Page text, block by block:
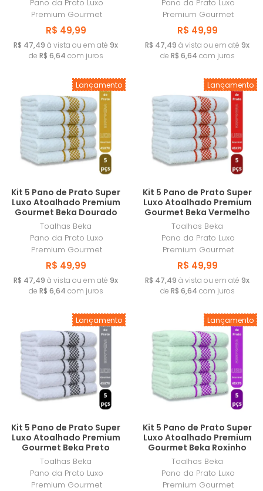
JOGO DE TOALHAS 16 PEÇAS
JOGO DE TOALHAS 18 PEÇAS
JOGO DE TOALHAS 24 PEÇAS
Pano da Prato Luxo
Premium Gourmet
R$ 49,99
R$ 47,49 à vista ou em até 9x
de R$ 6,64 com juros
Pano da Prato Luxo
Premium Gourmet
R$ 49,99
R$ 47,49 à vista ou em até 9x
de R$ 6,64 com juros
Lançamento
Kit 5 Pano de Prato Super
Luxo Atoalhado Premium
Gourmet Beka Dourado
Toalhas Beka
Pano da Prato Luxo
Premium Gourmet
R$ 49,99
R$ 47,49 à vista ou em até 9x
de R$ 6,64 com juros
Lançamento
Kit 5 Pano de Prato Super
Luxo Atoalhado Premium
Gourmet Beka Vermelho
Toalhas Beka
Pano da Prato Luxo
Premium Gourmet
R$ 49,99
R$ 47,49 à vista ou em até 9x
de R$ 6,64 com juros
Lançamento
Kit 5 Pano de Prato Super
Luxo Atoalhado Premium
Gourmet Beka Preto
Toalhas Beka
Pano da Prato Luxo
Premium Gourmet
Lançamento
Kit 5 Pano de Prato Super
Luxo Atoalhado Premium
Gourmet Beka Roxinho
Toalhas Beka
Pano da Prato Luxo
Premium Gourmet